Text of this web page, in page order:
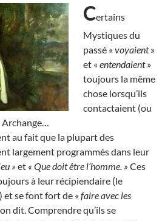
Certains
Mystiques du
passé « voyaient»
et « entendaient»
toujours la même
chose lorsqu’ils
contactaient (ou
au fait que la plupart des
largement programmés dans leur
» et « Que doit être l’homme. » Ces
à leur récipiendaire (le
se font fort de « faire avec les
dit. Comprendre qu’ils se